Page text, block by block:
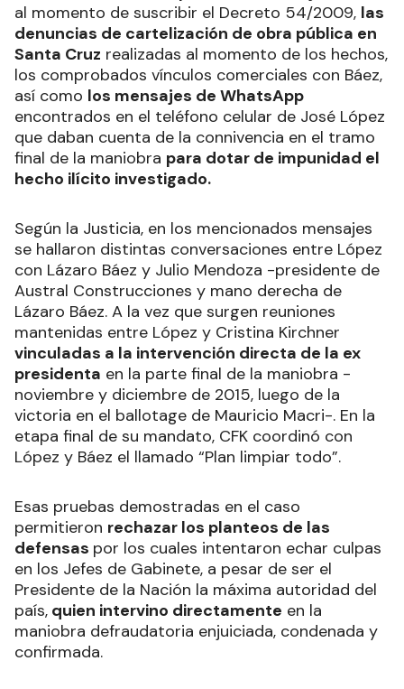
al momento de suscribir el Decreto 54/2009, las
denuncias de cartelización de obra pública en
Santa Cruz realizadas al momento de los hechos,
los comprobados vínculos comerciales con Báez,
así como los mensajes de WhatsApp
encontrados en el teléfono celular de José López
que daban cuenta de la connivencia en el tramo
final de la maniobra para dotar de impunidad el
hecho ilícito investigado.
Según la Justicia, en los mencionados mensajes
se hallaron distintas conversaciones entre López
con Lázaro Báez y Julio Mendoza -presidente de
Austral Construcciones y mano derecha de
Lázaro Báez. A la vez que surgen reuniones
mantenidas entre López y Cristina Kirchner
vinculadas a la intervención directa de la ex
presidenta en la parte final de la maniobra -
noviembre y diciembre de 2015, luego de la
victoria en el ballotage de Mauricio Macri-. En la
etapa final de su mandato, CFK coordinó con
López y Báez el llamado “Plan limpiar todo”.
Esas pruebas demostradas en el caso
permitieron rechazar los planteos de las
defensas por los cuales intentaron echar culpas
en los Jefes de Gabinete, a pesar de ser el
Presidente de la Nación la máxima autoridad del
país, quien intervino directamente en la
maniobra defraudatoria enjuiciada, condenada y
confirmada.